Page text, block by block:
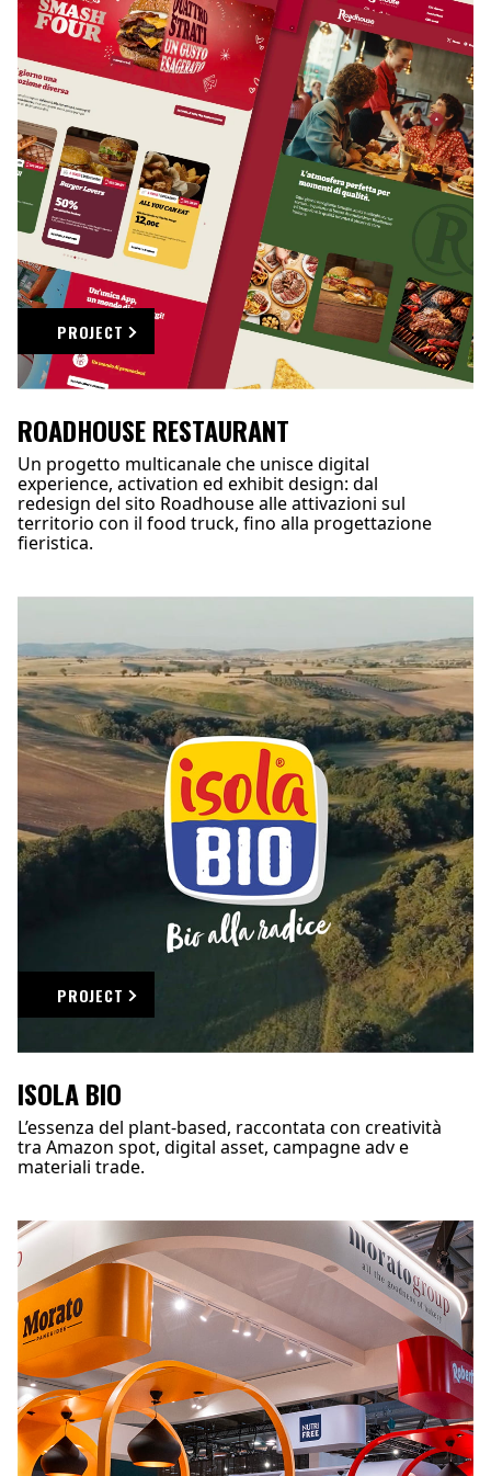
PROJECT
ROADHOUSE RESTAURANT
Un progetto multicanale che unisce digital
experience, activation ed exhibit design: dal
redesign del sito Roadhouse alle attivazioni sul
territorio con il food truck, fino alla progettazione
fieristica.
PROJECT
ISOLA BIO
L’essenza del plant-based, raccontata con creatività
tra Amazon spot, digital asset, campagne adv e
materiali trade.